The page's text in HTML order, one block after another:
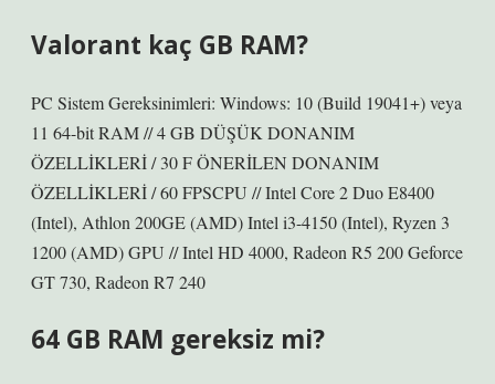
Valorant kaç GB RAM?
PC Sistem Gereksinimleri: Windows: 10 (Build 19041+) veya
11 64-bit RAM // 4 GB DÜŞÜK DONANIM
ÖZELLİKLERİ / 30 F ÖNERİLEN DONANIM
ÖZELLİKLERİ / 60 FPSCPU // Intel Core 2 Duo E8400
(Intel), Athlon 200GE (AMD) Intel i3-4150 (Intel), Ryzen 3
1200 (AMD) GPU // Intel HD 4000, Radeon R5 200 Geforce
GT 730, Radeon R7 240
64 GB RAM gereksiz mi?